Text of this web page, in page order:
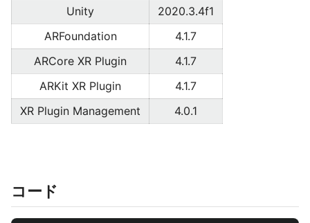
Unity
2020.3.4f1
ARFoundation
4.1.7
ARCore XR Plugin
4.1.7
ARKit XR Plugin
4.1.7
XR Plugin Management
4.0.1
コード